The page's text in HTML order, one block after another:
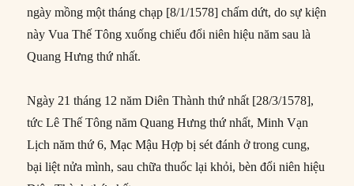
ngày mồng một tháng chạp [8/1/1578] chấm dứt, do sự kiện
này Vua Thế Tông xuống chiếu đổi niên hiệu năm sau là
Quang Hưng thứ nhất.
Ngày 21 tháng 12 năm Diên Thành thứ nhất [28/3/1578],
tức Lê Thế Tông năm Quang Hưng thứ nhất, Minh Vạn
Lịch năm thứ 6, Mạc Mậu Hợp bị sét đánh ở trong cung,
bại liệt nửa mình, sau chữa thuốc lại khỏi, bèn đổi niên hiệu